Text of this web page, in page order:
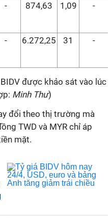
- 874,63 1,09 -
- 6.272,25 31 -
được khảo sát vào lúc
Minh Thư)
đổi theo thị trường mà
TWD và MYR chỉ áp
mặt.